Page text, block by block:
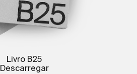
Livro B25
Descarregar